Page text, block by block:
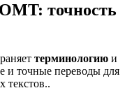
точность
терминологию и
и точные переводы для
текстов..